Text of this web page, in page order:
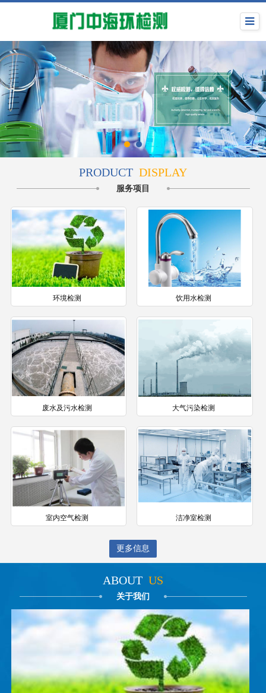
PRODUCT DISPLAY
服务项目
环境检测 饮用水检测
废水及污水检测 大气污染检测
室内空气检测 洁净室检测
更多信息
ABOUT US
关于我们